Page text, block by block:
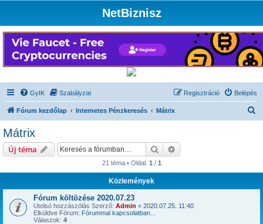
NetBiznisz
GyIK Szabályzat Belépés
Regisztráció
Fórum kezdőlap Internetes Pénzkeresés Mátrix
Mátrix
Új téma Keresés
21 téma • Oldal: 1 / 1
Közlemények
Fórum költözése 2020.07.23
Utolsó hozzászólás Szerző: Admin « 2020.07.25. 11:40
Elküldve Fórum: Fórummal kapcsolatban...
Válaszok: 4